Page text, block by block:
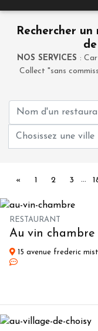
Rechercher
NOS SERVICES :
Collect "sans
« Précédent
1 2 3 ...
RESTAURANT
Au vin chambre
15 avenue frederic